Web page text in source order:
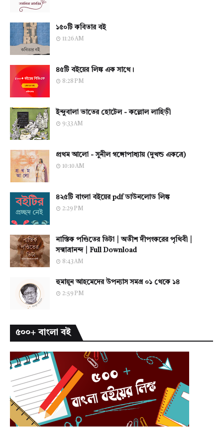
১৫০টি কবিতার বই
11:26 AM
৪৫টি বইয়ের লিঙ্ক এক সাথে।
8:28 PM
ইন্দুবালা ভাতের হোটেল - কল্লোল লাহিড়ী
9:33 AM
প্রথম আলো - সুনীল গঙ্গোপাধ্যায় (দুখন্ড একত্রে)
10:10 AM
৪২৫টি বাংলা বইয়ের pdf ডাউনলোড লিঙ্ক
2:29 PM
নাস্তিক পণ্ডিতের ভিটা | অতীশ দীপংকরের পৃথিবী |
সন্মাত্রানন্দ | Full Download
8:43 AM
হুমায়ূন আহমেদের উপন্যাস সমগ্র ০১ থেকে ১৪
2:59 PM
৫০০+ বাংলা বই